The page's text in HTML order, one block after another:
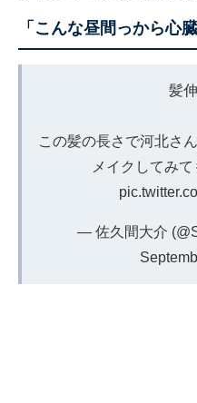
「こんな昼間っから心
髪
この髪の長さで河北さ
メイクしてみ
— 佐久間大介